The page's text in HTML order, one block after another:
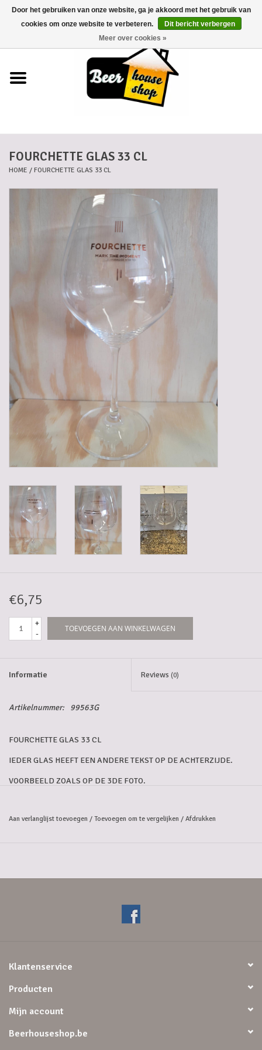
0 Artikelen - €0,00
Biermanden
Blikken
Lege kratten
Manden/Kratten
Streekproducten
Sweets
5-6l vaten
Streekproducten/Diverse
FOURCHETTE GLAS 33 CL
HOME / FOURCHETTE GLAS 33 CL
€6,75
+
-
TOEVOEGEN AAN WINKELWAGEN
Informatie Reviews (0)
Artikelnummer: 99563G
FOURCHETTE GLAS 33 CL
IEDER GLAS HEEFT EEN ANDERE TEKST OP DE ACHTERZIJDE.
VOORBEELD ZOALS OP DE 3DE FOTO.
Aan verlanglijst toevoegen / Toevoegen om te vergelijken / Afdrukken
Klantenservice
Producten
Mijn account
Beerhouseshop.be
Door het gebruiken van onze website, ga je akkoord met het gebruik van
cookies om onze website te verbeteren.
Dit bericht verbergen
Meer over cookies »